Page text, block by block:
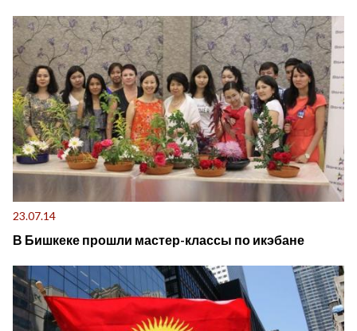
23.07.14
В Бишкеке прошли мастер-классы по икэбане